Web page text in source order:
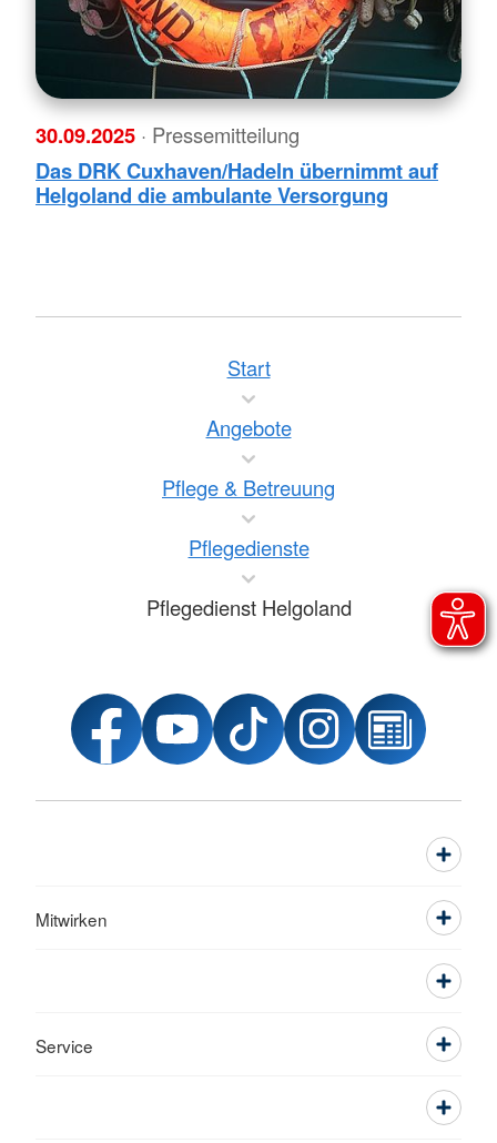
30.09.2025 · Pressemitteilung
Das DRK Cuxhaven/Hadeln übernimmt auf
Helgoland die ambulante Versorgung
Start
Angebote
Pflege & Betreuung
Pflegedienste
Pflegedienst Helgoland
Mitwirken
Service